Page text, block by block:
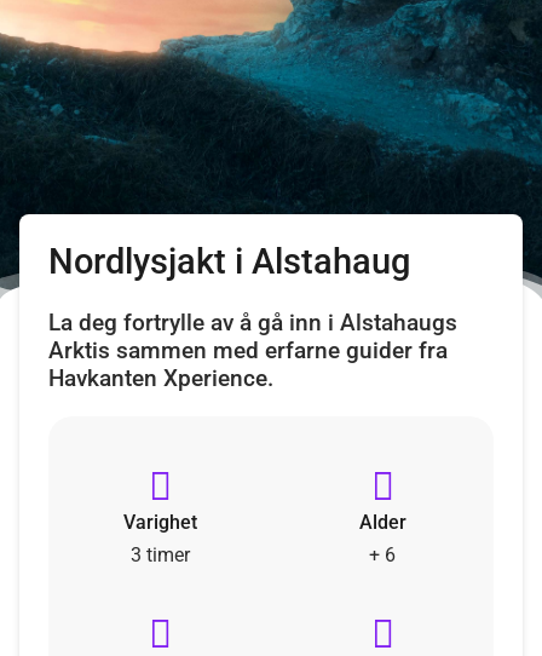
Nordlysjakt i Alstahaug
La deg fortrylle av å gå inn i Alstahaugs
Arktis sammen med erfarne guider fra
Havkanten Xperience.
Varighet
3 timer
Alder
+ 6